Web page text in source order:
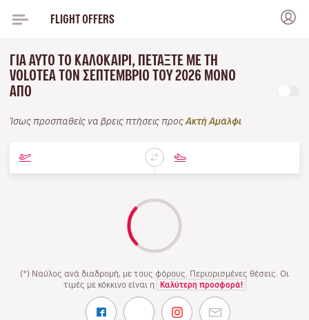
FLIGHT OFFERS
ΓΙΑ ΑΥΤΌ ΤΟ ΚΑΛΟΚΑΊΡΙ, ΠΕΤΆΞΤΕ ΜΕ ΤΗ
VOLOTEA ΤΟΝ ΣΕΠΤΈΜΒΡΙΟ ΤΟΥ 2026 ΜΌΝΟ
ΑΠΌ
Ίσως προσπαθείς να βρεις πτήσεις προς Ακτή Αμάλφι
(*) Ναύλος ανά διαδρομή, με τους φόρους. Περιορισμένες θέσεις. Οι
τιμές με κόκκινο είναι η
Καλύτερη προσφορά!